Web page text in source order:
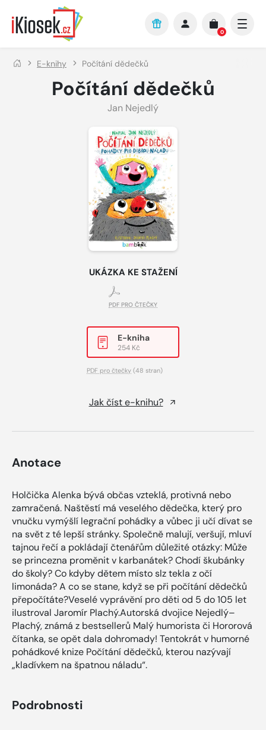
Přejít na hlavní obsah
0
E-knihy Počítání dědečků
Počítání dědečků
Jan Nejedlý
UKÁZKA KE STAŽENÍ
PDF PRO ČTEČKY
E-kniha
254 Kč
PDF pro čtečky (48 stran)
Jak číst e-knihu?
Anotace
Holčička Alenka bývá občas vzteklá, protivná nebo
zamračená. Naštěstí má veselého dědečka, který pro
vnučku vymýšlí legrační pohádky a vůbec ji učí dívat se
na svět z té lepší stránky. Společně malují, veršují, mluví
tajnou řečí a pokládají čtenářům důležité otázky: Může
se princezna proměnit v karbanátek? Chodí škubánky
do školy? Co kdyby dětem místo slz tekla z očí
limonáda? A co se stane, když se při počítání dědečků
přepočítáte?Veselé vyprávění pro děti od 5 do 105 let
ilustroval Jaromír Plachý.Autorská dvojice Nejedlý–
Plachý, známá z bestsellerů Malý humorista či Hororová
čítanka, se opět dala dohromady! Tentokrát v humorné
pohádkové knize Počítání dědečků, kterou nazývají
„kladívkem na špatnou náladu“.
Podrobnosti